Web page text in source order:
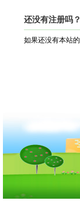
还没有注册吗？
如果还没有本站